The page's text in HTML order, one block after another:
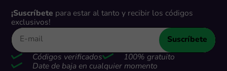
¡Suscríbete para estar al tanto y recibir los códigos
exclusivos!
Suscríbete
Códigos verificados
100% gratuito
Date de baja en cualquier momento